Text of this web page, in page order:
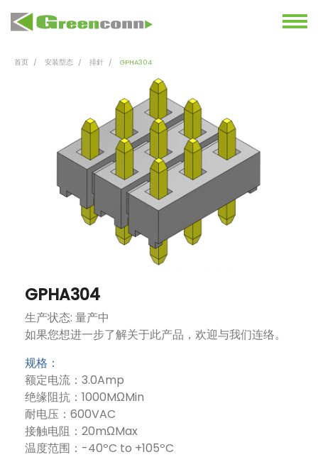
首页 安装型态 排針 GPHA304
GPHA304
生产状态: 量产中
如果您想进一步了解关于此产品，欢迎与我们连络。
规格：
额定电流：3.0Amp
绝缘阻抗：1000MΩMin
耐电压：600VAC
接触电阻：20mΩMax
温度范围：-40ºC to +105ºC